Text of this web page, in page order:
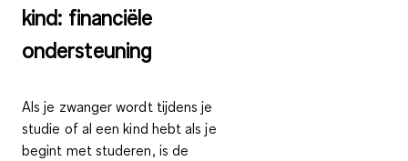
kind: financiële
ondersteuning
Als je zwanger wordt tijdens je
studie of al een kind hebt als je
begint met studeren, is de